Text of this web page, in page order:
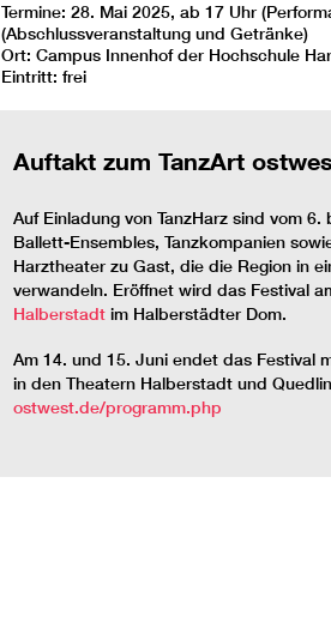
Termine: 28. Mai 2025, ab 17 Uhr
(Abschlussveranstaltung und Getränke)
Ort: Campus Innenhof der Hochschule
Eintritt: frei
Auftakt zum TanzArt
Auf Einladung von TanzHarz sind vom
Ballett-Ensembles, Tanzkompanien
Harztheater zu Gast, die die Region in
verwandeln. Eröffnet wird das Festival
Halberstadt im Halberstädter Dom.
Am 14. und 15. Juni endet das Festival
in den Theatern Halberstadt und
ostwest.de/programm.php